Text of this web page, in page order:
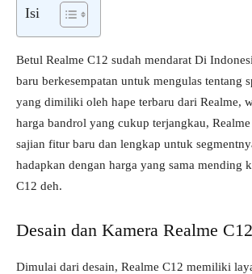
Isi
Betul Realme C12 sudah mendarat Di
baru berkesempatan untuk mengulas tentang
yang dimiliki oleh hape terbaru dari Realme,
harga bandrol yang cukup terjangkau,
sajian fitur baru dan lengkap untuk
hadapkan dengan harga yang sama mending
C12 deh.
Desain dan Kamera Realme C12
Dimulai dari desain, Realme C12 memiliki